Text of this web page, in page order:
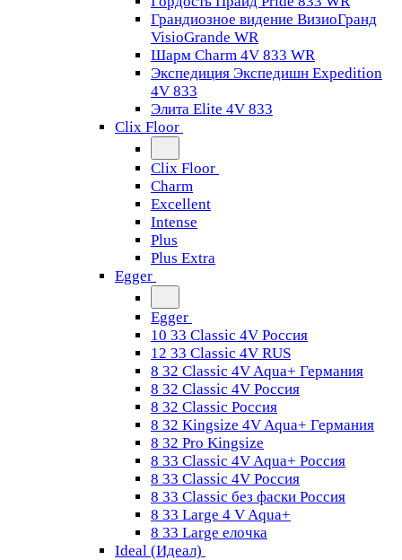
Грандиозное видение ВизиоГранд
VisioGrande WR
Шарм Charm 4V 833 WR
Экспедиция Экспедишн Expedition
4V 833
Элита Elite 4V 833
Clix Floor
Clix Floor
Charm
Excellent
Intense
Plus
Plus Extra
Egger
Egger
10 33 Classic 4V Россия
12 33 Classic 4V RUS
8 32 Classic 4V Aqua+ Германия
8 32 Classic 4V Россия
8 32 Classic Россия
8 32 Kingsize 4V Aqua+ Германия
8 32 Pro Kingsize
8 33 Classic 4V Aqua+ Россия
8 33 Classic 4V Россия
8 33 Classic без фаски Россия
8 33 Large 4 V Aqua+
8 33 Large елочка
Ideal (Идеал)